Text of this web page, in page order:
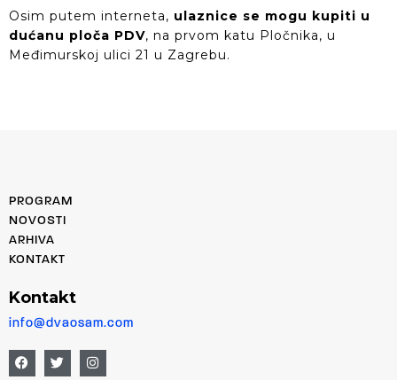
Osim putem interneta, ulaznice se mogu kupiti u
dućanu ploča PDV, na prvom katu Pločnika, u
Međimurskoj ulici 21 u Zagrebu.
PROGRAM
NOVOSTI
ARHIVA
KONTAKT
Kontakt
info@dvaosam.com